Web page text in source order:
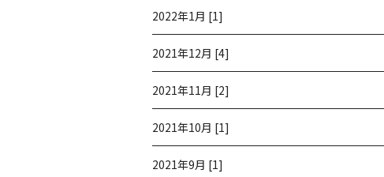
2022年1月 [1]
2021年12月 [4]
2021年11月 [2]
2021年10月 [1]
2021年9月 [1]